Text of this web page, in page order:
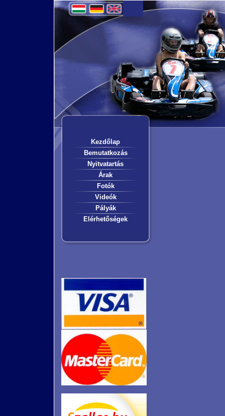
Kezdőlap
Bemutatkozás
Nyitvatartás
Árak
Fotók
Videók
Pályák
Elérhetőségek